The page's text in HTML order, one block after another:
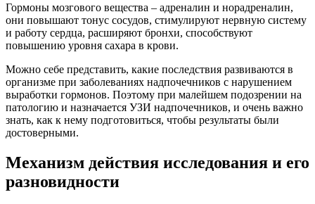
Гормоны мозгового вещества – адреналин и норадреналин,
они повышают тонус сосудов, стимулируют нервную систему
и работу сердца, расширяют бронхи, способствуют
повышению уровня сахара в крови.
Можно себе представить, какие последствия развиваются в
организме при заболеваниях надпочечников с нарушением
выработки гормонов. Поэтому при малейшем подозрении на
патологию и назначается УЗИ надпочечников, и очень важно
знать, как к нему подготовиться, чтобы результаты были
достоверными.
Механизм действия исследования и его
разновидности